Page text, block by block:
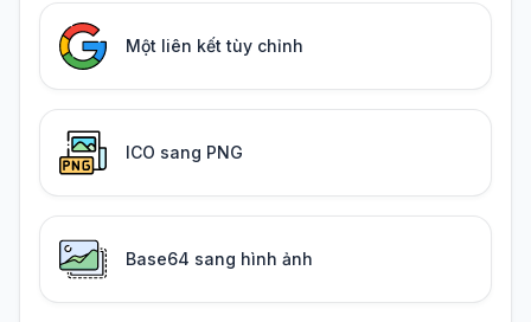
Một liên kết tùy chỉnh
ICO sang PNG
Base64 sang hình ảnh